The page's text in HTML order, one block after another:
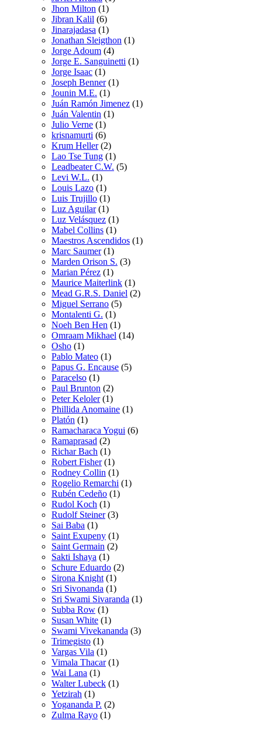
Jhon Milton (1)
Jibran Kalil (6)
Jinarajadasa (1)
Jonathan Sleigthon (1)
Jorge Adoum (4)
Jorge E. Sanguinetti (1)
Jorge Isaac (1)
Joseph Benner (1)
Jounin M.E. (1)
Juán Ramón Jimenez (1)
Juán Valentin (1)
Julio Verne (1)
krisnamurti (6)
Krum Heller (2)
Lao Tse Tung (1)
Leadbeater C.W. (5)
Levi W.L. (1)
Louis Lazo (1)
Luis Trujillo (1)
Luz Aguilar (1)
Luz Velásquez (1)
Mabel Collins (1)
Maestros Ascendidos (1)
Marc Saumer (1)
Marden Orison S. (3)
Marian Pérez (1)
Maurice Maiterlink (1)
Mead G.R.S. Daniel (2)
Miguel Serrano (5)
Montalenti G. (1)
Noeh Ben Hen (1)
Omraam Mikhael (14)
Osho (1)
Pablo Mateo (1)
Papus G. Encause (5)
Paracelso (1)
Paul Brunton (2)
Peter Keloler (1)
Phillida Anomaine (1)
Platón (1)
Ramacharaca Yogui (6)
Ramaprasad (2)
Richar Bach (1)
Robert Fisher (1)
Rodney Collin (1)
Rogelio Remarchi (1)
Rubén Cedeño (1)
Rudol Koch (1)
Rudolf Steiner (3)
Sai Baba (1)
Saint Exupeny (1)
Saint Germain (2)
Sakti Ishaya (1)
Schure Eduardo (2)
Sirona Knight (1)
Sri Sivonanda (1)
Sri Swami Sivaranda (1)
Subba Row (1)
Susan White (1)
Swami Vivekananda (3)
Trimegisto (1)
Vargas Vila (1)
Vimala Thacar (1)
Wai Lana (1)
Walter Lubeck (1)
Yetzirah (1)
Yogananda P. (2)
Zulma Rayo (1)